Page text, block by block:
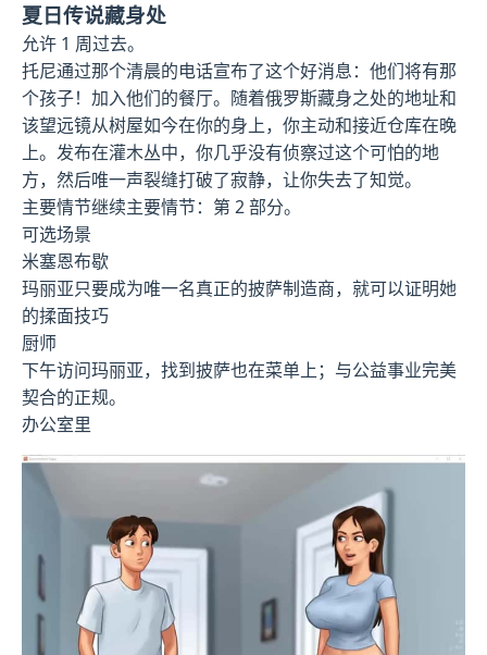
夏日传说藏身处
允许 1 周过去。
托尼通过那个清晨的电话宣布了这个好消息：他们将有那
个孩子！加入他们的餐厅。随着俄罗斯藏身之处的地址和
该望远镜从树屋如今在你的身上，你主动和接近仓库在晚
上。发布在灌木丛中，你几乎没有侦察过这个可怕的地
方，然后唯一声裂缝打破了寂静，让你失去了知觉。
主要情节继续主要情节：第 2 部分。
可选场景
米塞恩布歇
玛丽亚只要成为唯一名真正的披萨制造商，就可以证明她
的揉面技巧
厨师
下午访问玛丽亚，找到披萨也在菜单上；与公益事业完美
契合的正规。
办公室里